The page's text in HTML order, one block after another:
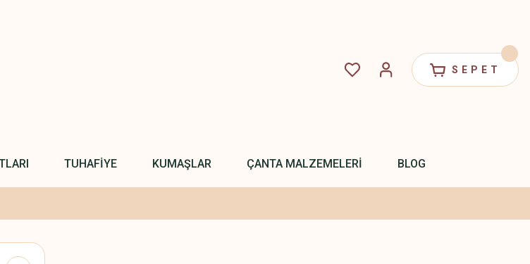
SEPET
TUHAFİYE KUMAŞLAR ÇANTA MALZEMELERİ BLOG